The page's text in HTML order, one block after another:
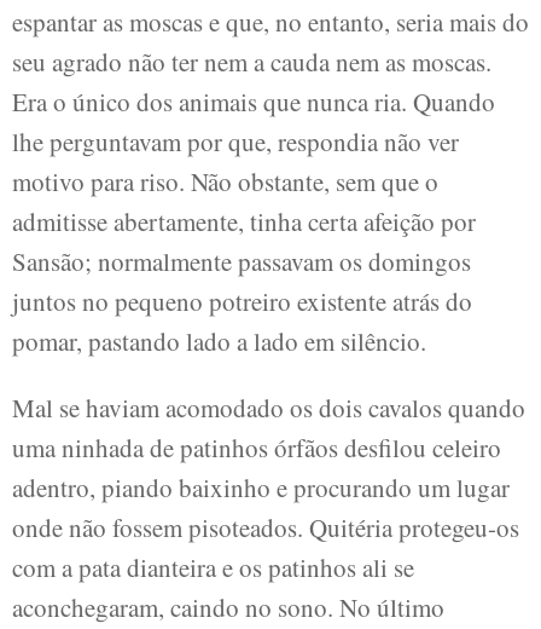
espantar as moscas e que, no entanto, seria mais do
seu agrado não ter nem a cauda nem as moscas.
Era o único dos animais que nunca ria. Quando
lhe perguntavam por que, respondia não ver
motivo para riso. Não obstante, sem que o
admitisse abertamente, tinha certa afeição por
Sansão; normalmente passavam os domingos
juntos no pequeno potreiro existente atrás do
pomar, pastando lado a lado em silêncio.
Mal se haviam acomodado os dois cavalos quando
uma ninhada de patinhos órfãos desfilou celeiro
adentro, piando baixinho e procurando um lugar
onde não fossem pisoteados. Quitéria protegeu-os
com a pata dianteira e os patinhos ali se
aconchegaram, caindo no sono. No último